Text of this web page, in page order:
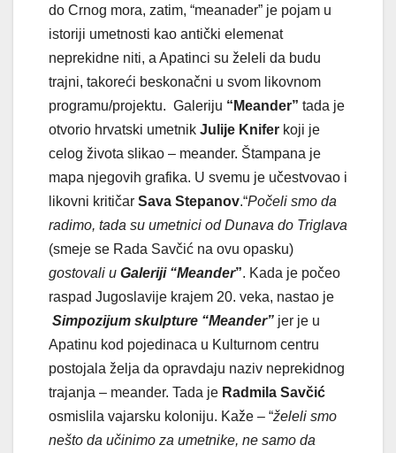
do Crnog mora, zatim, “meanader” je pojam u
istoriji umetnosti kao antički elemenat
neprekidne niti, a Apatinci su želeli da budu
trajni, takoreći beskonačni u svom likovnom
programu/projektu. Galeriju “Meander” tada je
otvorio hrvatski umetnik Julije Knifer koji je
celog života slikao – meander. Štampana je
mapa njegovih grafika. U svemu je učestvovao i
likovni kritičar Sava Stepanov.“Počeli smo da
radimo, tada su umetnici od Dunava do Triglava
(smeje se Rada Savčić na ovu opasku)
gostovali u Galeriji “Meander”. Kada je počeo
raspad Jugoslavije krajem 20. veka, nastao je
Simpozijum skulpture “Meander” jer je u
Apatinu kod pojedinaca u Kulturnom centru
postojala želja da opravdaju naziv neprekidnog
trajanja – meander. Tada je Radmila Savčić
osmislila vajarsku koloniju. Kaže – “želeli smo
nešto da učinimo za umetnike, ne samo da